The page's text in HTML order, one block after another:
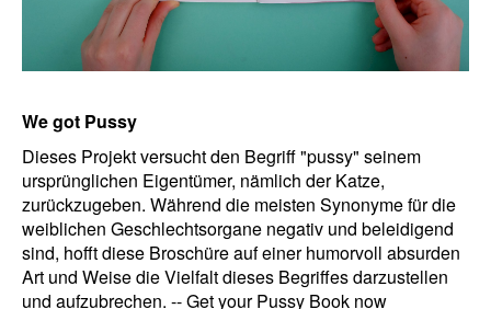
We got Pussy
Dieses Projekt versucht den Begriff "pussy" seinem
ursprünglichen Eigentümer, nämlich der Katze,
zurückzugeben. Während die meisten Synonymefür die
weiblichen Geschlechtsorgane negativ und beleidigend
sind, hofft diese Broschüre auf einer humorvoll absurden
Art und Weise die Vielfalt dieses Begriffesdarzustellen
und aufzubrechen. -- Get your Pussy Book now